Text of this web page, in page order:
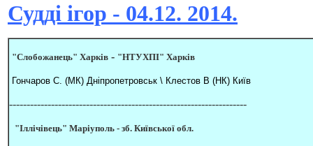
Судді ігор - 04.12. 2014.
"Слобожанець" Харків - "НТУХПІ" Харків
Гончаров С. (МК) Дніпропетровськ \ Клестов В (НК) Київ
--------------------------------------------------------------------
"Іллічівець" Маріуполь - зб. Київської обл.